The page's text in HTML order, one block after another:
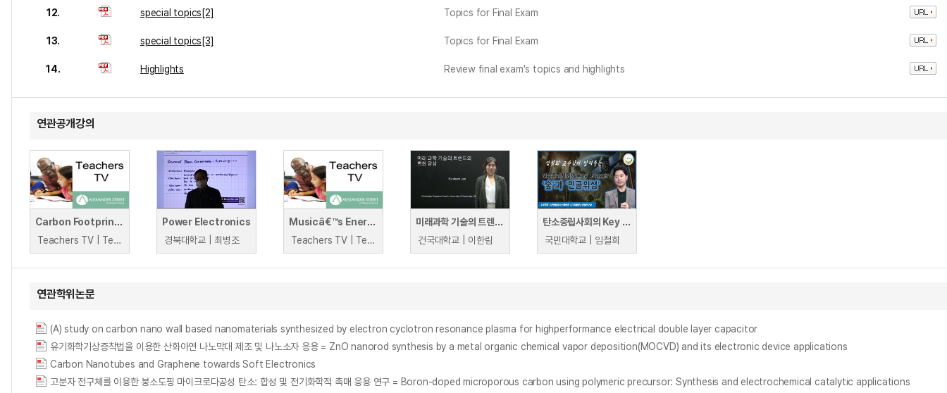
12. special topics[2] Topics for Final Exam
13. special topics[3] Topics for Final Exam
14. Highlights Review final exam's topics and highlights
연관공개강의
Carbon Footprints in India
Teachers TV | Teachers TV
Power Electronics
경북대학교 | 최병조
Musicâ€™s Energy Footprint: Managing your Carbon Emissions
Teachers TV | Teachers TV
미래과학 기술의 트렌드와 변화 양상
건국대학교 | 이한림
탄소중립사회의 Key Player 숲과 인공위성
국민대학교 | 임철희
연관학위논문
(A) study on carbon nano wall based nanomaterials synthesized by electron cyclotron resonance plasma for highperformance electrical double layer capacitor
유기화학기상증착법을 이용한 산화아연 나노막대 제조 및 나노소자 응용 = ZnO nanorod synthesis by a metal organic chemical vapor deposition(MOCVD) and its electronic device applications
Carbon Nanotubes and Graphene towards Soft Electronics
고분자 전구체를 이용한 붕소도핑 마이크로다공성 탄소: 합성 및 전기화학적 촉매 응용 연구 = Boron-doped microporous carbon using polymeric precursor: Synthesis and electrochemical catalytic applications